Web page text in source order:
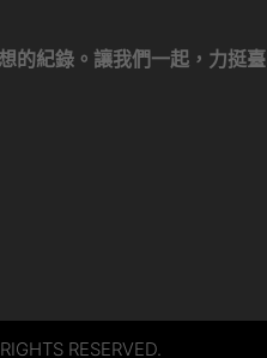
的紀錄。讓我們一起，力挺臺
RESERVED.